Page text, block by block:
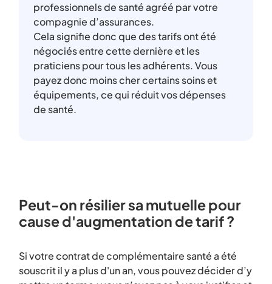
professionnels de santé agréé par votre
compagnie d’assurances.
Cela signifie donc que des tarifs ont été
négociés entre cette dernière et les
praticiens pour tous les adhérents. Vous
payez donc moins cher certains soins et
équipements, ce qui réduit vos dépenses
de santé.
Peut-on résilier sa mutuelle pour
cause d'augmentation de tarif ?
Si votre contrat de complémentaire santé a été
souscrit il y a plus d'un an, vous pouvez décider d’y